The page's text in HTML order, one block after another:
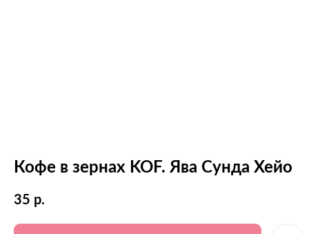
Кофе в зернах KOF. Ява Сунда Хейо
35 р.